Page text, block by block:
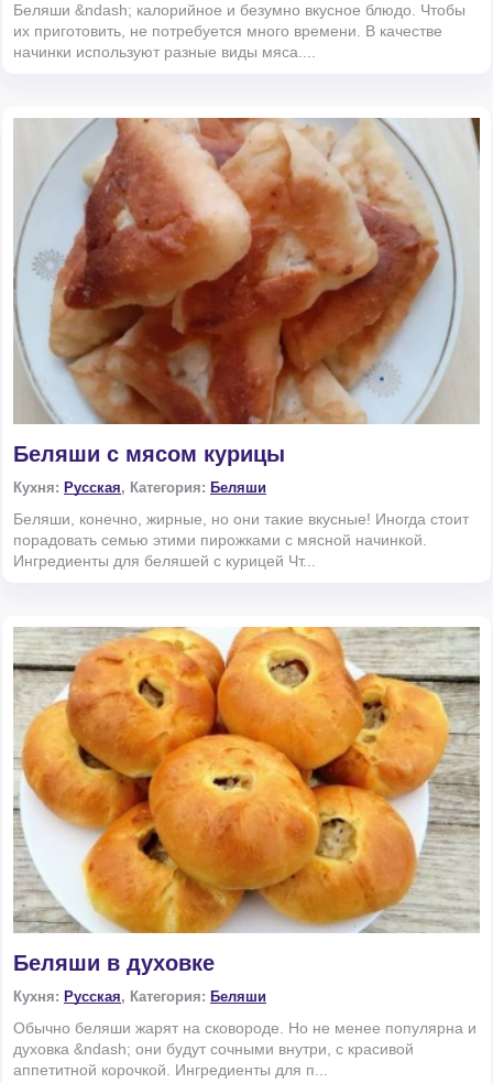
Беляши &ndash; калорийное и безумно вкусное блюдо. Чтобы
их приготовить, не потребуется много времени. В качестве
начинки используют разные виды мяса....
Беляши с мясом курицы
Кухня: Русская, Категория: Беляши
Беляши, конечно, жирные, но они такие вкусные! Иногда стоит
порадовать семью этими пирожками с мясной начинкой.
Ингредиенты для беляшей с курицей Чт...
Беляши в духовке
Кухня: Русская, Категория: Беляши
Обычно беляши жарят на сковороде. Но не менее популярна и
духовка &ndash; они будут сочными внутри, с красивой
аппетитной корочкой. Ингредиенты для п...